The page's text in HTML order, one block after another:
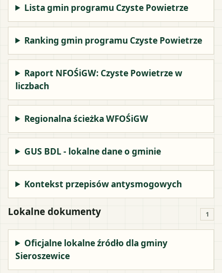
Lista gmin programu Czyste Powietrze
Ranking gmin programu Czyste Powietrze
Raport NFOŚiGW: Czyste Powietrze w
liczbach
Regionalna ścieżka WFOŚiGW
GUS BDL - lokalne dane o gminie
Kontekst przepisów antysmogowych
Lokalne dokumenty 1
Oficjalne lokalne źródło dla gminy
Sieroszewice